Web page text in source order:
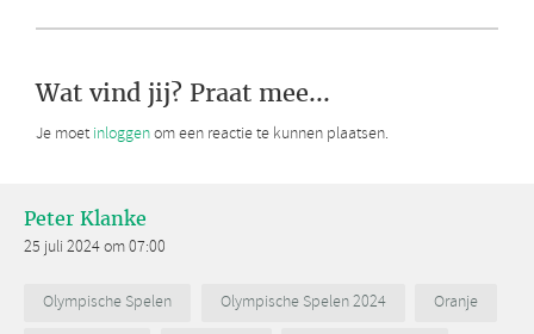
Wat vind jij? Praat mee...
Je moet inloggenom een reactie te kunnen plaatsen.
Peter Klanke
25 juli 2024 om 07:00
Olympische Spelen Olympische Spelen 2024
Oranje